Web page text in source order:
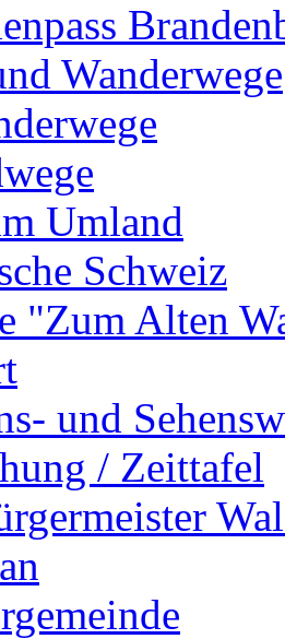
Wanderwege
Umland
Schweiz
"Zum Alten
und
/ Zeittafel